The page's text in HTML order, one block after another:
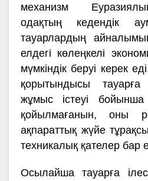
механизм
одақтың кедендік
тауарлардың
елдегі көлеңкелі
мүмкіндік беруі керек
қорытындысы
жұмыс істеуі
қойылмағанын, оны
ақпараттық жүйе
техникалық қателер бар
Осылайша тауарға